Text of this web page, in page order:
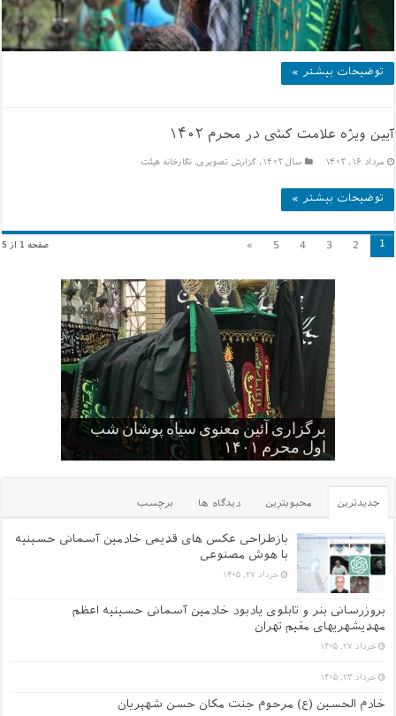
توضیحات بیشتر »
آیین ویژه علامت کشی در محرم ۱۴۰۲
مرداد ۱۶, ۱۴۰۲ سال ۱۴۰۲ , گزارش تصویری,نگارخانه هیئت
توضیحات بیشتر »
صفحه 1 از 5 1
2
3
4
5
»
برگزاری آئین معنوی سیاه پوشان شب
اول محرم ۱۴۰۱
عکس یادگاری سالهای قدیم -۱
یک عکس از قدیم های دور
گلچین کلیپ های سایت
کودکان , نوجوانان و جوانان عاشورایی
حسینیه
جدیدترین محبوبترین دیدگاه ها برچسب
بازطراحی عکس های قدیمی خادمین آسمانی حسینیه
با هوش مصنوعی
خرداد ۲۷, ۱۴۰۵
بروزرسانی بنر و تابلوی یادبود خادمین آسمانی حسینیه اعظم
مهدیشهریهای مقیم تهران
خرداد ۲۷, ۱۴۰۵
خرداد ۲۳, ۱۴۰۵
خادم الحسین (ع) مرحوم جنت مکان حسن شهپریان